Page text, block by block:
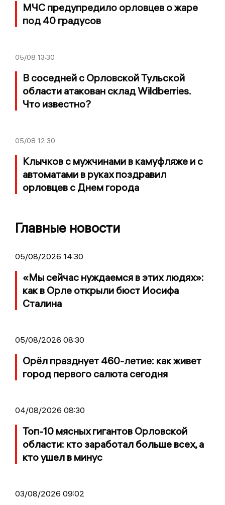
МЧС предупредило орловцев о жаре
под 40 градусов
05/08 13:30
В соседней с Орловской Тульской
области атакован склад Wildberries.
Что известно?
05/08 12:30
Клычков с мужчинами в камуфляже и с
автоматами в руках поздравил
орловцев с Днем города
Главные новости
05/08/2026 14:30
«Мы сейчас нуждаемся в этих людях»:
как в Орле открыли бюст Иосифа
Сталина
05/08/2026 08:30
Орёл празднует 460-летие: как живет
город первого салюта сегодня
04/08/2026 08:30
Топ-10 мясных гигантов Орловской
области: кто заработал больше всех, а
кто ушел в минус
03/08/2026 09:02